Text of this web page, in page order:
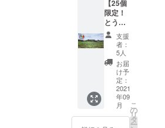
存：で
きるだ
け重な
らない
ように
並べて
置く。
風通し
の良い
日陰の
場所
で、自
然乾
置く。
風通し
の良い
日陰の
場所
で、自
然乾
燥。完
了の目
安は表
面にシ
ワがた
やパス
タなど
保存方
法） 冷
蔵保
存：乾
燥しな
いよう
に保存
袋や
ラップ
牛角
椒：肉
詰めや
炒めも
のな
ど。生
食も可
ハラ
ペー
ニョ：
【生食
限定】
らしの
おいし
さは格
別！ 畑
でお会
いでき
るのを
楽しみ
にして
おりま
す🌶 詳
細） ・
ダン
はイ
メージ
です）
どんな
種類が
入って
いるか
はお楽
しみ
に！ 中
国大牛
角椒、
プサ
【25個
限定！
とうが
らし収
穫イベ
ントへ
の参加
（1回／
1家族or
グルー
プ2名ま
で）】
畑で直
支援
者：
5人
お届
け予
定：
2021
年09
月
こ
の
リ
タ
ー